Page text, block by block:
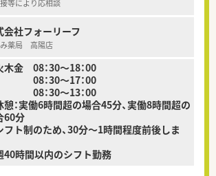
等により応相談
会社フォーリーフ
薬局 高陽店
木金 08：30～18：00
：30～17：00
：30～13：00
：実働6時間超の場合45分、実働8時間超の
60分
ト制のため、30分～1時間程度前後しま
時間以内のシフト勤務